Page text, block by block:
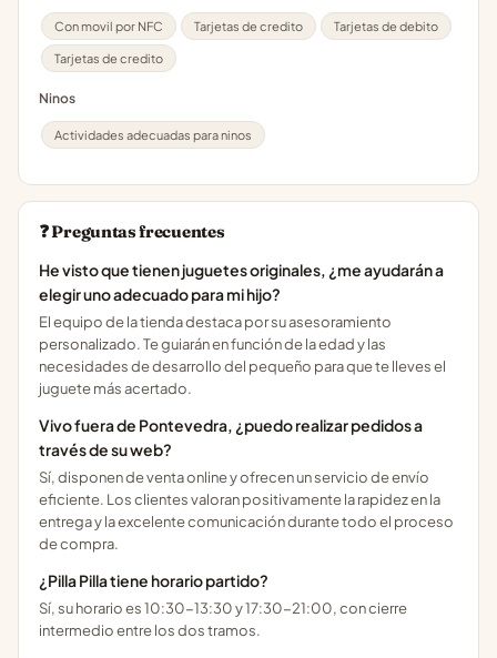
Con movil por NFC Tarjetas de credito Tarjetas de debito
Tarjetas de credito
Ninos
Actividades adecuadas para ninos
❓ Preguntas frecuentes
He visto que tienen juguetes originales, ¿me ayudarán a
elegir uno adecuado para mi hijo?
El equipo de la tienda destaca por su asesoramiento
personalizado. Te guiarán en función de la edad y las
necesidades de desarrollo del pequeño para que te lleves el
juguete más acertado.
Vivo fuera de Pontevedra, ¿puedo realizar pedidos a
través de su web?
Sí, disponen de venta online y ofrecen un servicio de envío
eficiente. Los clientes valoran positivamente la rapidez en la
entrega y la excelente comunicación durante todo el proceso
de compra.
¿Pilla Pilla tiene horario partido?
Sí, su horario es 10:30-13:30 y 17:30-21:00, con cierre
intermedio entre los dos tramos.